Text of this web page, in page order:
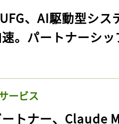
、AI駆動型シ
。パートナーシ
ービス
ートナー、Claude